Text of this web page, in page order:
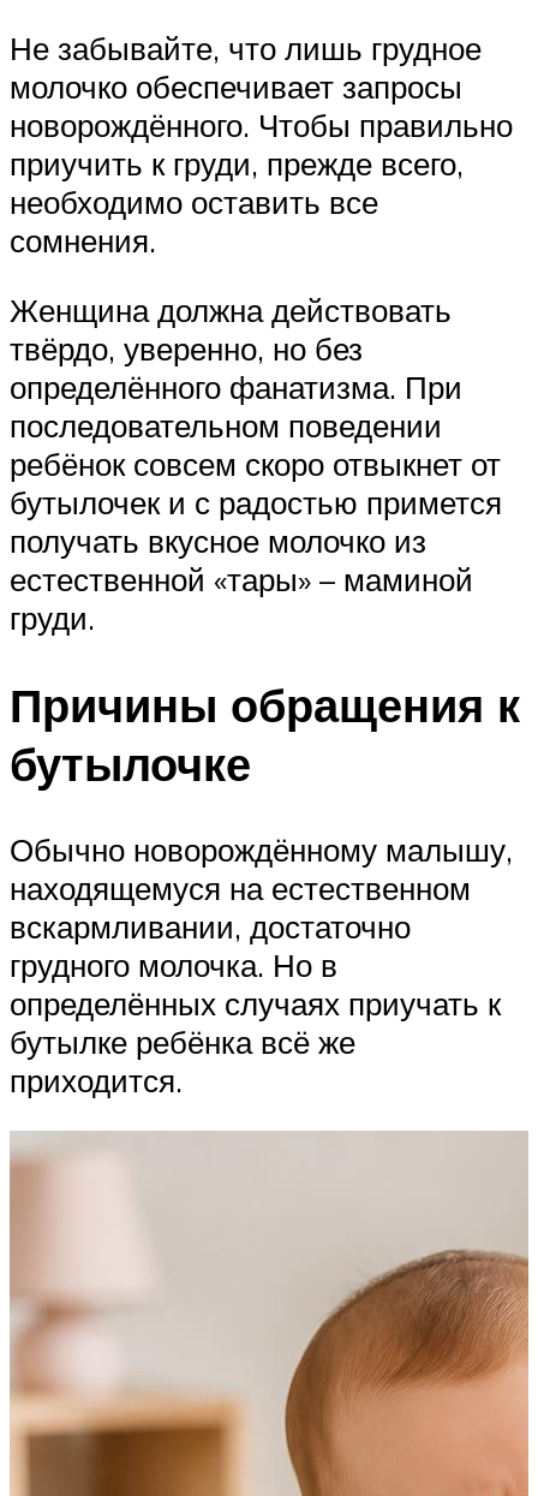
Не забывайте, что лишь грудное
молочко обеспечивает запросы
новорождённого. Чтобы правильно
приучить к груди, прежде всего,
необходимо оставить все
сомнения.
Женщина должна действовать
твёрдо, уверенно, но без
определённого фанатизма. При
последовательном поведении
ребёнок совсем скоро отвыкнет от
бутылочек и с радостью примется
получать вкусное молочко из
естественной «тары» – маминой
груди.
Причины обращения к
бутылочке
Обычно новорождённому малышу,
находящемуся на естественном
вскармливании, достаточно
грудного молочка. Но в
определённых случаях приучать к
бутылке ребёнка всё же
приходится.